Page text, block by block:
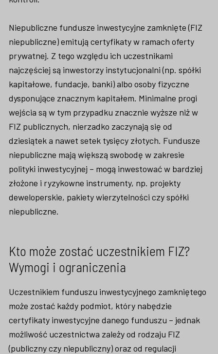
Niepubliczne fundusze inwestycyjne zamknięte (FIZ
niepubliczne) emitują certyfikaty w ramach oferty
prywatnej. Z tego względu ich uczestnikami
najczęściej są inwestorzy instytucjonalni (np. spółki
kapitałowe, fundacje, banki) albo osoby fizyczne
dysponujące znacznym kapitałem. Minimalne progi
wejścia są w tym przypadku znacznie wyższe niż w
FIZ publicznych, nierzadko zaczynają się od
dziesiątek a nawet setek tysięcy złotych. Fundusze
niepubliczne mają większą swobodę w zakresie
polityki inwestycyjnej – mogą inwestować w bardziej
złożone i ryzykowne instrumenty, np. projekty
deweloperskie, pakiety wierzytelności czy spółki
niepubliczne.
Kto może zostać uczestnikiem FIZ?
Wymogi i ograniczenia
Uczestnikiem funduszu inwestycyjnego zamkniętego
może zostać każdy podmiot, który nabędzie
certyfikaty inwestycyjne danego funduszu – jednak
możliwość uczestnictwa zależy od rodzaju FIZ
(publiczny czy niepubliczny) oraz od regulacji